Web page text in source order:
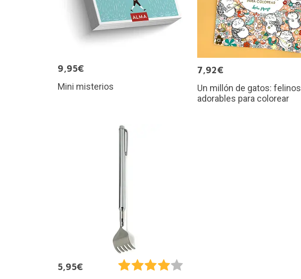
9,95€
Mini misterios
7,92€
Un millón de gatos: felinos
adorables para colorear
5,95€